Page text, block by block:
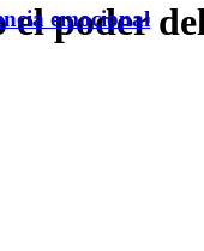
el poder
emocional